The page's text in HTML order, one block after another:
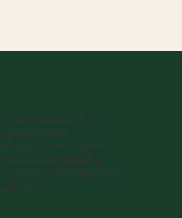
een sterke drive
van
kan doen, deelt
positiviteit in
verandering
zijn.